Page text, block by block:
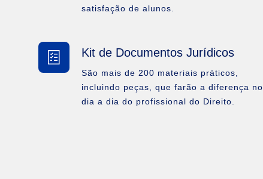
satisfação de alunos.
Kit de Documentos Jurídicos
São mais de 200 materiais práticos,
incluindo peças, que farão a diferença no
dia a dia do profissional do Direito.